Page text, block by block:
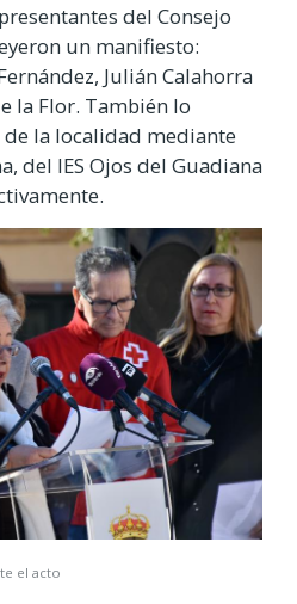
del Consejo
un manifiesto:
Julián Calahorra
la Flor. También lo
la localidad mediante
del IES Ojos del Guadiana
el acto